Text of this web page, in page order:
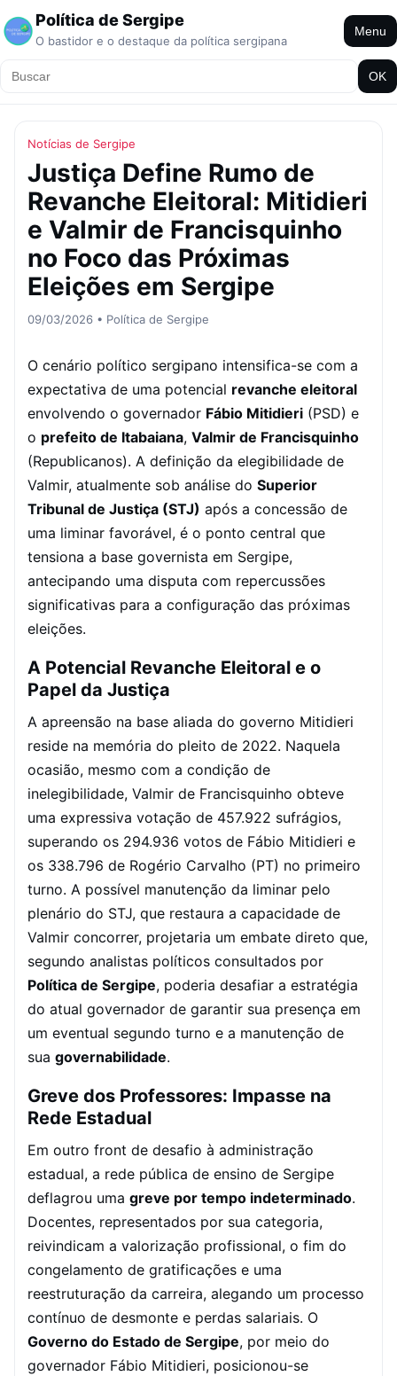
Política de Sergipe
O bastidor e o destaque da política sergipana
Menu
OK
Notícias de Sergipe
Justiça Define Rumo de
Revanche Eleitoral: Mitidieri
e Valmir de Francisquinho
no Foco das Próximas
Eleições em Sergipe
09/03/2026 • Política de Sergipe
O cenário político sergipano intensifica-se com a
expectativa de uma potencial revanche eleitoral
envolvendo o governador Fábio Mitidieri (PSD) e
o prefeito de Itabaiana, Valmir de Francisquinho
(Republicanos). A definição da elegibilidade de
Valmir, atualmente sob análise do Superior
Tribunal de Justiça (STJ) após a concessão de
uma liminar favorável, é o ponto central que
tensiona a base governista em Sergipe,
antecipando uma disputa com repercussões
significativas para a configuração das próximas
eleições.
A Potencial Revanche Eleitoral e o
Papel da Justiça
A apreensão na base aliada do governo Mitidieri
reside na memória do pleito de 2022. Naquela
ocasião, mesmo com a condição de
inelegibilidade, Valmir de Francisquinho obteve
uma expressiva votação de 457.922 sufrágios,
superando os 294.936 votos de Fábio Mitidieri e
os 338.796 de Rogério Carvalho (PT) no primeiro
turno. A possível manutenção da liminar pelo
plenário do STJ, que restaura a capacidade de
Valmir concorrer, projetaria um embate direto que,
segundo analistas políticos consultados por
Política de Sergipe, poderia desafiar a estratégia
do atual governador de garantir sua presença em
um eventual segundo turno e a manutenção de
sua governabilidade.
Greve dos Professores: Impasse na
Rede Estadual
Em outro front de desafio à administração
estadual, a rede pública de ensino de Sergipe
deflagrou uma greve por tempo indeterminado.
Docentes, representados por sua categoria,
reivindicam a valorização profissional, o fim do
congelamento de gratificações e uma
reestruturação da carreira, alegando um processo
contínuo de desmonte e perdas salariais. O
Governo do Estado de Sergipe, por meio do
governador Fábio Mitidieri, posicionou-se